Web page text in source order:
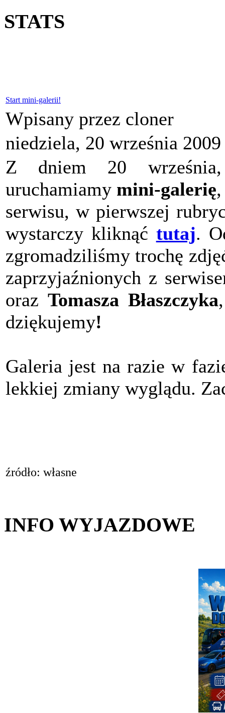
STATS
Start mini-galerii!
Wpisany przez cloner
niedziela, 20 września
Z dniem 20
uruchamiamy mini-galerię
serwisu, w pierwszej
wystarczy kliknąć tutaj.
zgromadziliśmy trochę
zaprzyjaźnionych z
orazTomasza Błaszczyka
dziękujemy!
Galeria jest na razie w
lekkiej zmiany wyglądu.
źródło: własne
INFO WYJAZDOWE